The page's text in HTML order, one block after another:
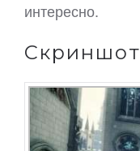
интересно.